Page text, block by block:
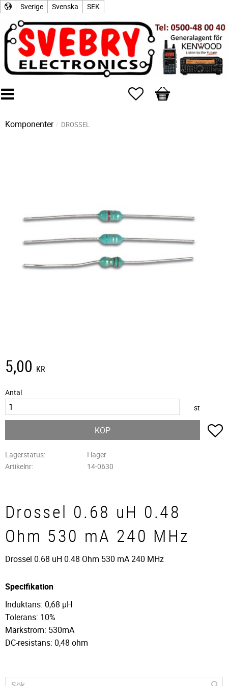
Sverige Svenska SEK
Favoriter
Kundvagn
Komponenter DROSSEL
5,00 KR
Antal
st
KÖP
Lagerstatus
I lager
Artikelnr
14-0630
Drossel 0.68 uH 0.48
Ohm 530 mA 240 MHz
Drossel 0.68 uH 0.48 Ohm 530 mA 240 MHz
Specifikation
Induktans: 0,68 μH
Tolerans: 10%
Märkström: 530mA
DC-resistans: 0,48 ohm